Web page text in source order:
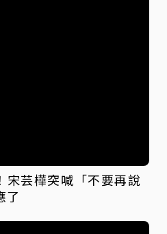
宋芸樺突喊「不要再說
了